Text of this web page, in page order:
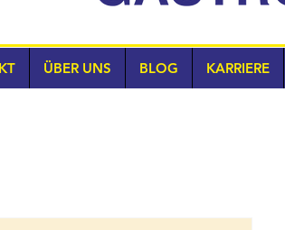
ÜBER UNS BLOG KARRIERE